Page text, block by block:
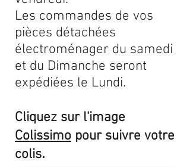
Les commandes de vos
pièces détachées
électroménager du samedi
et du Dimanche seront
expédiées le Lundi.
Cliquez sur l'image
Colissimo pour suivre votre
colis.